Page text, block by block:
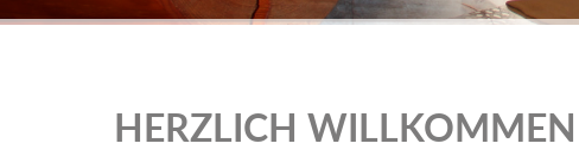
HERZLICH